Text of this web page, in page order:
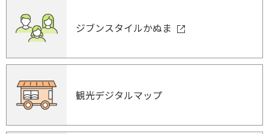
ジブンスタイルかぬま
観光デジタルマップ